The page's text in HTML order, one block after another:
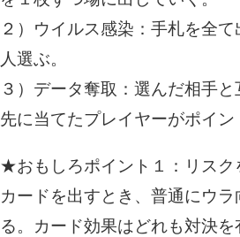
２）ウイルス感染：手札を全
人選ぶ。
３）データ奪取：選んだ相手
先に当てたプレイヤーがポイン
★おもしろポイント１：リスク
カードを出すとき、普通にウ
る。カード効果はどれも対決